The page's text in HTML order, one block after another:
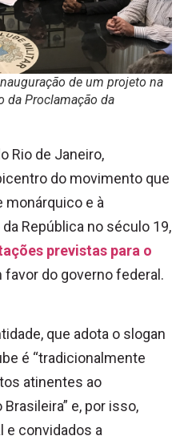
de um projeto na
da Proclamação da
Rio de Janeiro,
do movimento que
monárquico e à
República no século 19,
previstas para o
favor do governo federal.
que adota o slogan
é “tradicionalmente
atinentes ao
e, por isso,
e convidados a